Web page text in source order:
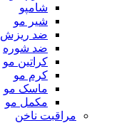
شامپو
شیر مو
ضد ریزش
ضد شوره
کراتین مو
کرم مو
ماسک مو
مکمل مو
مراقبت ناخن